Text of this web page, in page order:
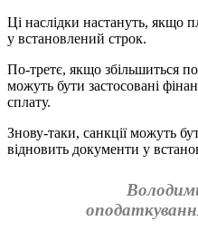
Ці наслідки настануть, якщо
у встановлений строк.
По-третє, якщо збільшиться
можуть бути застосовані
сплату.
Знову-таки, санкції можуть
відновить документи у